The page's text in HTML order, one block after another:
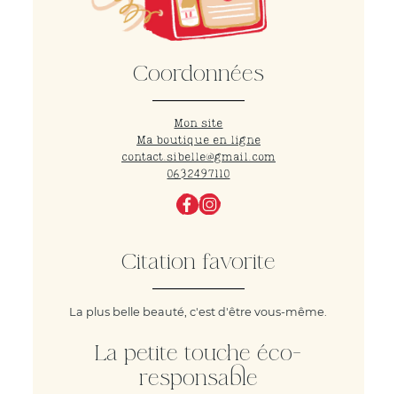
Coordonnées
Mon site
Ma boutique en ligne
contact.sibelle@gmail.com
0632497110
Citation favorite
La plus belle beauté, c'est d'être vous-même.
La petite touche éco-
responsable